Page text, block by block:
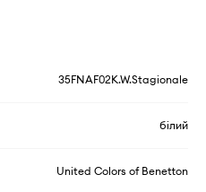
35FNAF02K.W.Stagionale
білий
United Colors of Benetton